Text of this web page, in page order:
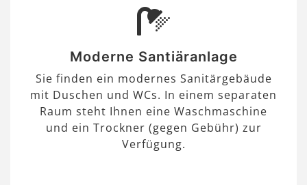
Moderne Santiäranlage
Sie finden ein modernes Sanitärgebäude
mit Duschen und WCs. In einem separaten
Raum steht Ihnen eine Waschmaschine
und ein Trockner (gegen Gebühr) zur
Verfügung.